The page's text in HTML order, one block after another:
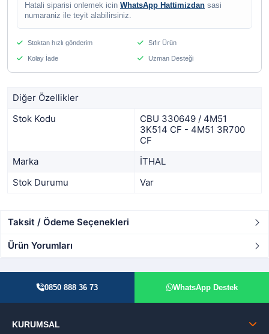
Hatali siparisi onlemek icin WhatsApp Hattimizdan sasi
numaraniz ile teyit alabilirsiniz.
Stoktan hızlı gönderim Sıfır Ürün
Kolay İade Uzman Desteği
Diğer Özellikler
Stok Kodu
CBU 330649 / 4M51
3K514 CF - 4M51 3R700
CF
Marka
İTHAL
Stok Durumu
Var
Taksit / Ödeme Seçenekleri
Ürün Yorumları
0850 888 36 73 WhatsApp Destek
KURUMSAL